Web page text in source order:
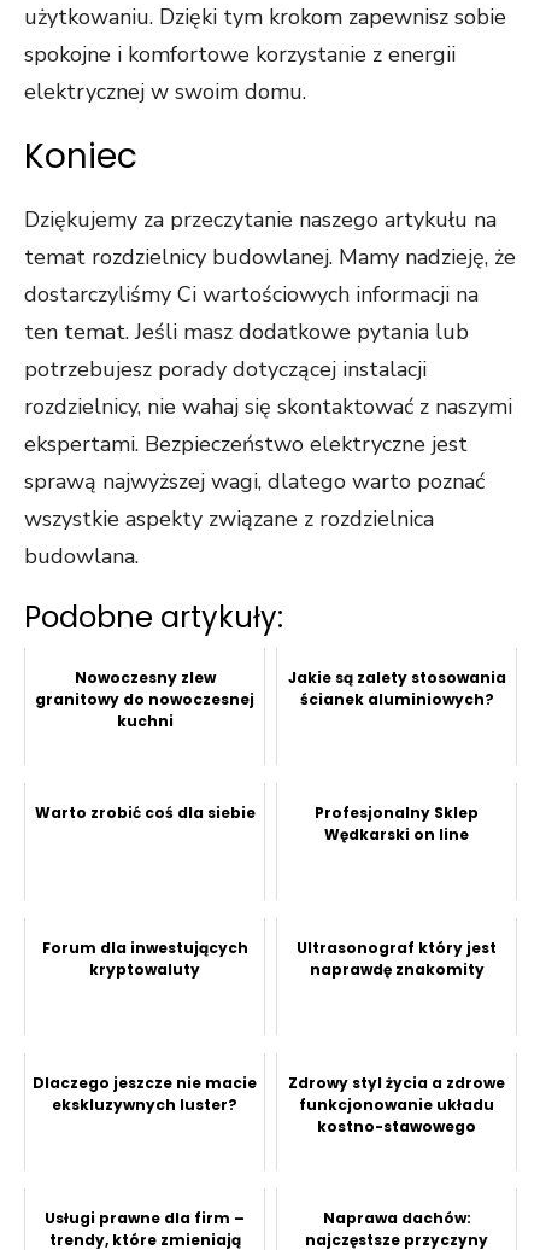
użytkowaniu. Dzięki tym krokom zapewnisz sobie
spokojne i komfortowe korzystanie z energii
elektrycznej w swoim domu.
Koniec
Dziękujemy za przeczytanie naszego artykułu na
temat rozdzielnicy budowlanej. Mamy nadzieję, że
dostarczyliśmy Ci wartościowych informacji na
ten temat. Jeśli masz dodatkowe pytania lub
potrzebujesz porady dotyczącej instalacji
rozdzielnicy, nie wahaj się skontaktować z naszymi
ekspertami. Bezpieczeństwo elektryczne jest
sprawą najwyższej wagi, dlatego warto poznać
wszystkie aspekty związane z rozdzielnica
budowlana.
Podobne artykuły:
Nowoczesny zlew
granitowy do nowoczesnej
kuchni
Jakie są zalety stosowania
ścianek aluminiowych?
Warto zrobić coś dla siebie
Profesjonalny Sklep
Wędkarski on line
Forum dla inwestujących
kryptowaluty
Ultrasonograf który jest
naprawdę znakomity
Dlaczego jeszcze nie macie
ekskluzywnych luster?
Zdrowy styl życia a zdrowe
funkcjonowanie układu
kostno-stawowego
Usługi prawne dla firm –
trendy, które zmieniają
Naprawa dachów:
najczęstsze przyczyny